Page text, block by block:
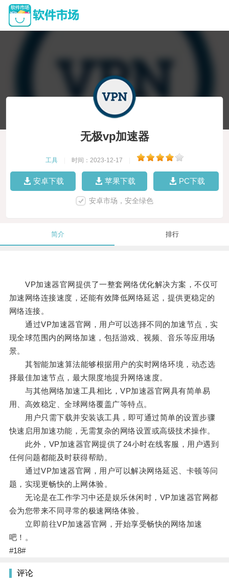
无极vp加速器
工具 时间：2023-12-17
安卓下载 苹果下载 PC下载
安卓市场，安全绿色
简介 排行
VP加速器官网提供了一整套网络优化解决方案，不仅可
加速网络连接速度，还能有效降低网络延迟，提供更稳定的
网络连接。
通过VP加速器官网，用户可以选择不同的加速节点，实
现全球范围内的网络加速，包括游戏、视频、音乐等应用场
景。
其智能加速算法能够根据用户的实时网络环境，动态选
择最佳加速节点，最大限度地提升网络速度。
与其他网络加速工具相比，VP加速器官网具有简单易
用、高效稳定、全球网络覆盖广等特点。
用户只需下载并安装该工具，即可通过简单的设置步骤
快速启用加速功能，无需复杂的网络设置或高级技术操作。
此外，VP加速器官网提供了24小时在线客服，用户遇到
任何问题都能及时获得帮助。
通过VP加速器官网，用户可以解决网络延迟、卡顿等问
题，实现更畅快的上网体验。
无论是在工作学习中还是娱乐休闲时，VP加速器官网都
会为您带来不同寻常的极速网络体验。
立即前往VP加速器官网，开始享受畅快的网络加速
吧！。
#18#
评论